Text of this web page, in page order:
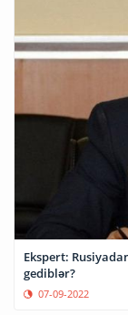
Ekspert:
gediblər?
07-09-2022